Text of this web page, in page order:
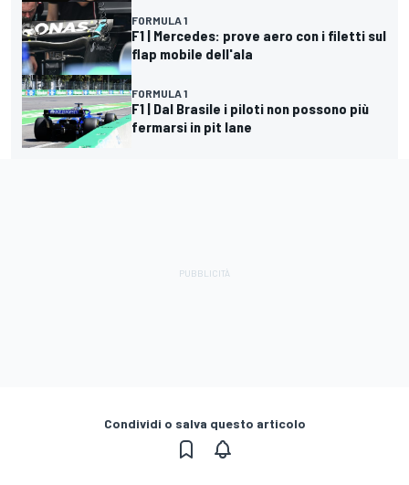
FORMULA 1
F1 | Mercedes: prove aero con i filetti sul
flap mobile dell'ala
FORMULA 1
F1 | Dal Brasile i piloti non possono più
fermarsi in pit lane
Condividi o salva questo articolo